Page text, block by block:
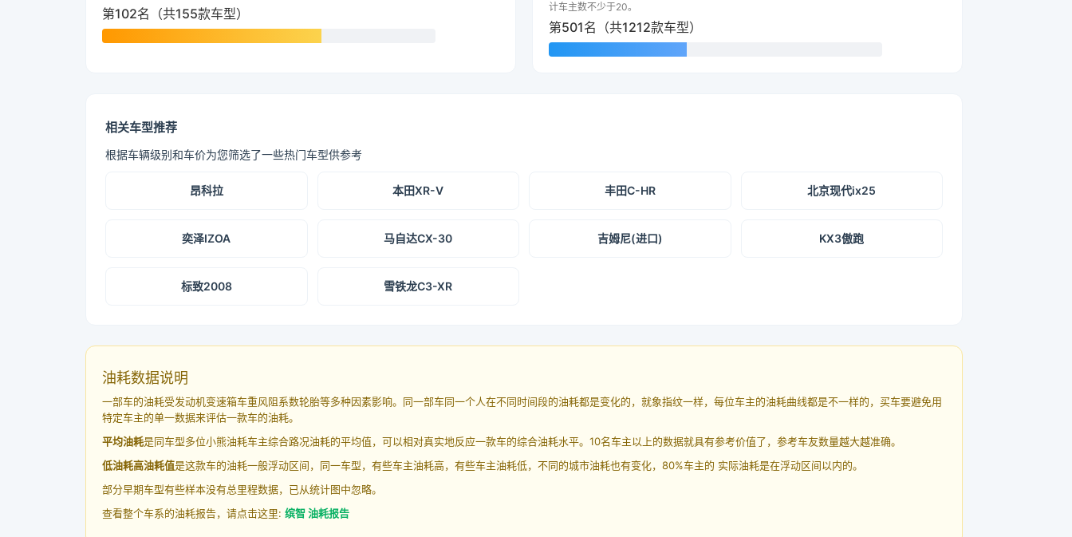
第102名（共155款车型）
计车主数不少于20。
第501名（共1212款车型）
相关车型推荐
根据车辆级别和车价为您筛选了一些热门车型供参考
昂科拉 本田XR-V 丰田C-HR 北京现代ix25
奕泽IZOA 马自达CX-30 吉姆尼(进口) KX3傲跑
标致2008 雪铁龙C3-XR
油耗数据说明
一部车的油耗受发动机变速箱车重风阻系数轮胎等多种因素影响。同一部车同一个人在不同时间段的油耗都是变化的，就象指纹一样，每位车主的油耗曲线都是不一样的，买车要避免用
特定车主的单一数据来评估一款车的油耗。
平均油耗是同车型多位小熊油耗车主综合路况油耗的平均值，可以相对真实地反应一款车的综合油耗水平。10名车主以上的数据就具有参考价值了，参考车友数量越大越准确。
低油耗高油耗值是这款车的油耗一般浮动区间，同一车型，有些车主油耗高，有些车主油耗低，不同的城市油耗也有变化，80%车主的 实际油耗是在浮动区间以内的。
部分早期车型有些样本没有总里程数据，已从统计图中忽略。
查看整个车系的油耗报告，请点击这里: 缤智 油耗报告